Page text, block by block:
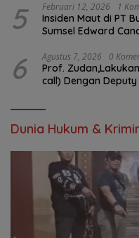
5 Februari 12, 2026 1
Insiden Maut di PT
Sumsel Edward
6 Agustus 7, 2026 0
Prof.
call) Dengan
ASN ASEAN
Dunia Hukum &